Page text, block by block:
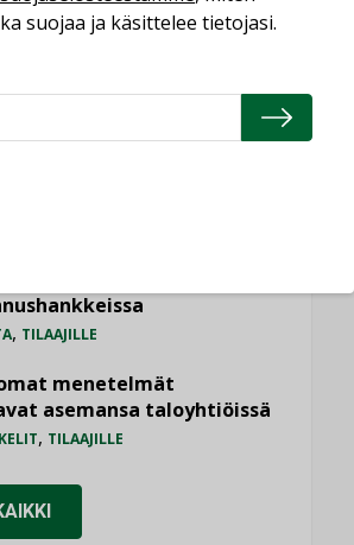
muuttaa
Cervin yrityskaupasta:
hakevat kumppaneita, jotka
, TILAAJILLE
menetelmät
asemansa taloyhtiöissä
, TILAAJILLE
suojaa ja käsittelee tietojasi.